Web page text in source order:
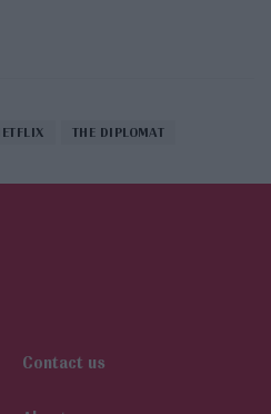
THE DIPLOMAT
Contact us